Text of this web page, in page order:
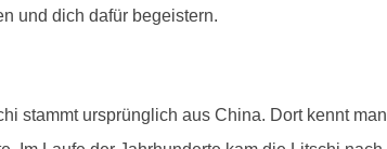
und dich dafür begeistern.
stammt ursprünglich aus China. Dort kennt man